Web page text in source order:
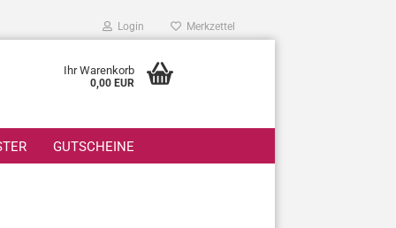
Login Merkzettel
Ihr Warenkorb
0,00 EUR
GUTSCHEINE